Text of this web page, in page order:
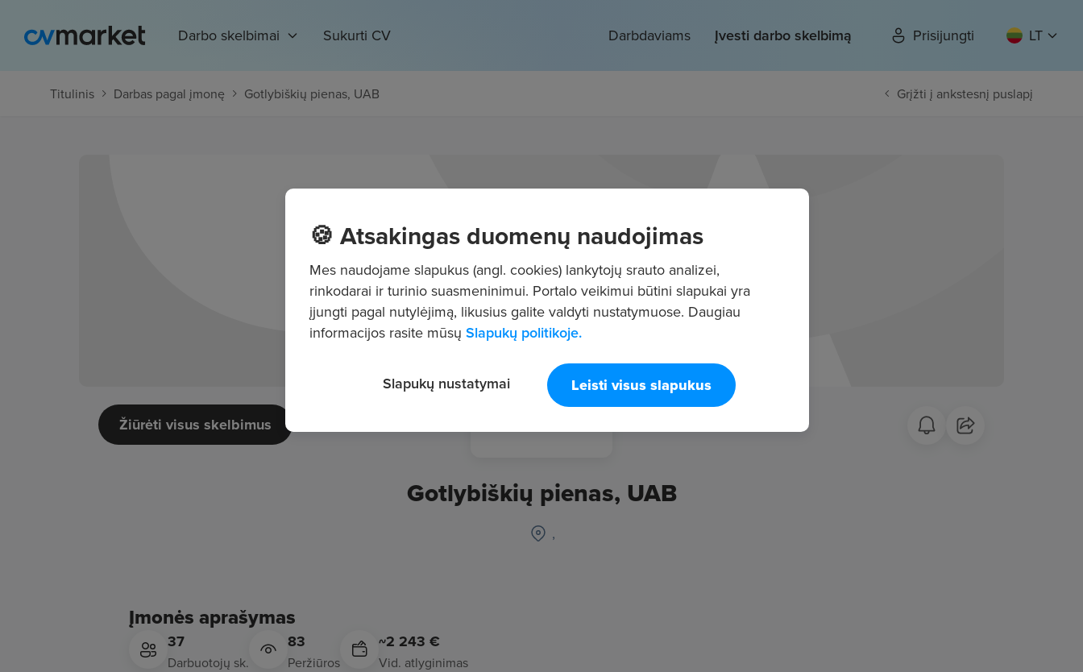
Darbo skelbimai Sukurti CV Darbdaviams Įvesti darbo skelbimą Prisijungti LT
Titulinis Darbas pagal įmonę Gotlybiškių pienas, UAB Grįžti į ankstesnį puslapį
Žiūrėti visus skelbimus
Gotlybiškių pienas, UAB
,
Įmonės aprašymas
37
Darbuotojų sk.
83
Peržiūros
~2 243 €
Vid. atlyginimas
🍪 Atsakingas duomenų naudojimas
Mes naudojame slapukus (angl. cookies) lankytojų srauto analizei,
rinkodarai ir turinio suasmeninimui. Portalo veikimui būtini slapukai yra
įjungti pagal nutylėjimą, likusius galite valdyti nustatymuose. Daugiau
informacijos rasite mūsų Slapukų politikoje.
Leisti visus slapukus
Slapukų nustatymai